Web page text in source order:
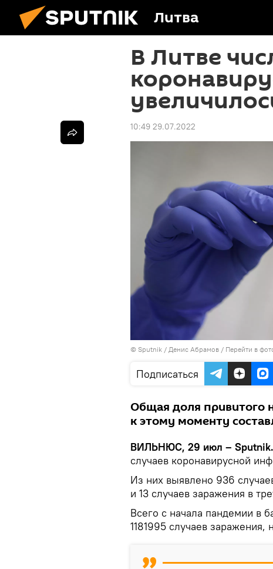
Литва
В Литве
10:49 29.07.2022
© Sputnik / Денис Абрамов / Перейти в
Подписаться
Общая доля привитого
к этому моменту
ВИЛЬНЮС, 29 июл – Sputnik.
случаев коронавирусной
Из них выявлено 936
и 13 случаев заражения в
Всего с начала пандемии в
1181995 случаев